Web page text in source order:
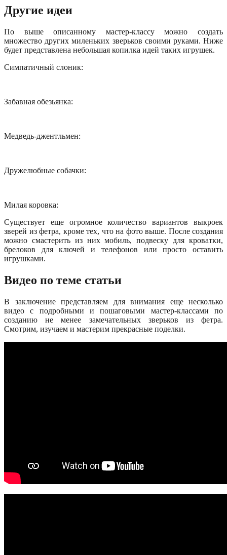
Другие идеи
По выше описанному мастер-классу можно создать
множество других миленьких зверьков своими руками. Ниже
будет представлена небольшая копилка идей таких игрушек.
Симпатичный слоник:
Забавная обезьянка:
Медведь-джентльмен:
Дружелюбные собачки:
Милая коровка:
Существует еще огромное количество вариантов выкроек
зверей из фетра, кроме тех, что на фото выше. После создания
можно смастерить из них мобиль, подвеску для кроватки,
брелоков для ключей и телефонов или просто оставить
игрушками.
Видео по теме статьи
В заключение представляем для внимания еще несколько
видео с подробными и пошаговыми мастер-классами по
созданию не менее замечательных зверьков из фетра.
Смотрим, изучаем и мастерим прекрасные поделки.